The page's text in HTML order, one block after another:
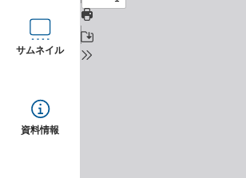
サムネイル
資料情報